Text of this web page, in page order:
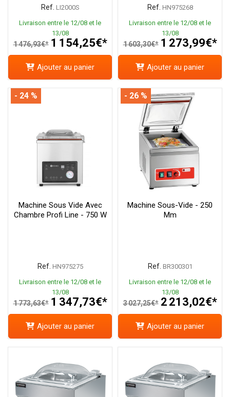
Ref. LI2000S
Livraison entre le 12/08 et le
13/08
1 476,93€* 1 154,25€*
Ajouter au panier
Ref. HN975268
Livraison entre le 12/08 et le
13/08
1 603,30€* 1 273,99€*
Ajouter au panier
Machine Sous Vide Avec
Chambre Profi Line - 750 W
Ref. HN975275
Livraison entre le 12/08 et le
13/08
1 773,63€* 1 347,73€*
- 24 %
Ajouter au panier
Machine Sous-Vide - 250
Mm
Ref. BR300301
Livraison entre le 12/08 et le
13/08
3 027,25€* 2 213,02€*
- 26 %
Ajouter au panier